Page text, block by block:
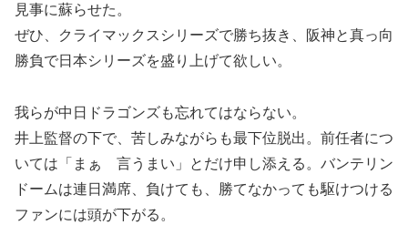
見事に蘇らせた。
ぜひ、クライマックスシリーズで勝ち抜き、阪神と真っ向
勝負で日本シリーズを盛り上げて欲しい。
我らが中日ドラゴンズも忘れてはならない。
井上監督の下で、苦しみながらも最下位脱出。前任者につ
いては「まぁ 言うまい」とだけ申し添える。バンテリン
ドームは連日満席、負けても、勝てなかっても駆けつける
ファンには頭が下がる。